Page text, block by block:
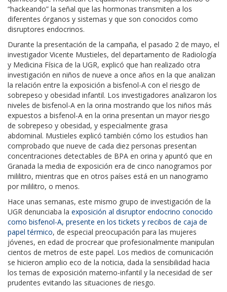
“hackeando” la señal que las hormonas transmiten a los
diferentes órganos y sistemas y que son conocidos como
disruptores endocrinos.
Durante la presentación de la campaña, el pasado 2 de mayo, el
investigador Vicente Mustieles, del departamento de Radiología
y Medicina Física de la UGR, explicó que han realizado otra
investigación en niños de nueve a once años en la que analizan
la relación entre la exposición a bisfenol-A con el riesgo de
sobrepeso y obesidad infantil. Los investigadores analizaron los
niveles de bisfenol-A en la orina mostrando que los niños más
expuestos a bisfenol-A en la orina presentan un mayor riesgo
de sobrepeso y obesidad, y especialmente grasa
abdominal. Mustieles explicó también cómo los estudios han
comprobado que nueve de cada diez personas presentan
concentraciones detectables de BPA en orina y apuntó que en
Granada la media de exposición era de cinco nanogramos por
mililitro, mientras que en otros países está en un nanogramo
por mililitro, o menos.
Hace unas semanas, este mismo grupo de investigación de la
UGR denunciaba la exposición al disruptor endocrino conocido
como bisfenol-A, presente en los tickets y recibos de caja de
papel térmico, de especial preocupación para las mujeres
jóvenes, en edad de procrear que profesionalmente manipulan
cientos de metros de este papel. Los medios de comunicación
se hicieron amplio eco de la noticia, dada la sensibilidad hacia
los temas de exposición materno-infantil y la necesidad de ser
prudentes evitando las situaciones de riesgo.